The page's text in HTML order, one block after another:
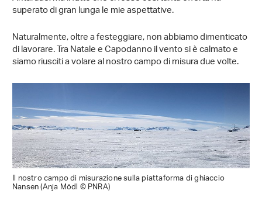
superato di gran lunga le mie aspettative.
Naturalmente, oltre a festeggiare, non abbiamo dimenticato
di lavorare. Tra Natale e Capodanno il vento si è calmato e
siamo riusciti a volare al nostro campo di misura due volte.
Il nostro campo di misurazione sulla piattaforma di ghiaccio
Nansen (Anja Mödl © PNRA)